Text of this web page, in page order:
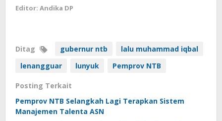
Editor: Andika DP
Ditag gubernur ntb
lalu muhammad iqbal
lenangguar
lunyuk Pemprov NTB
Posting Terkait
Pemprov NTB Selangkah Lagi Terapkan Sistem
Manajemen Talenta ASN